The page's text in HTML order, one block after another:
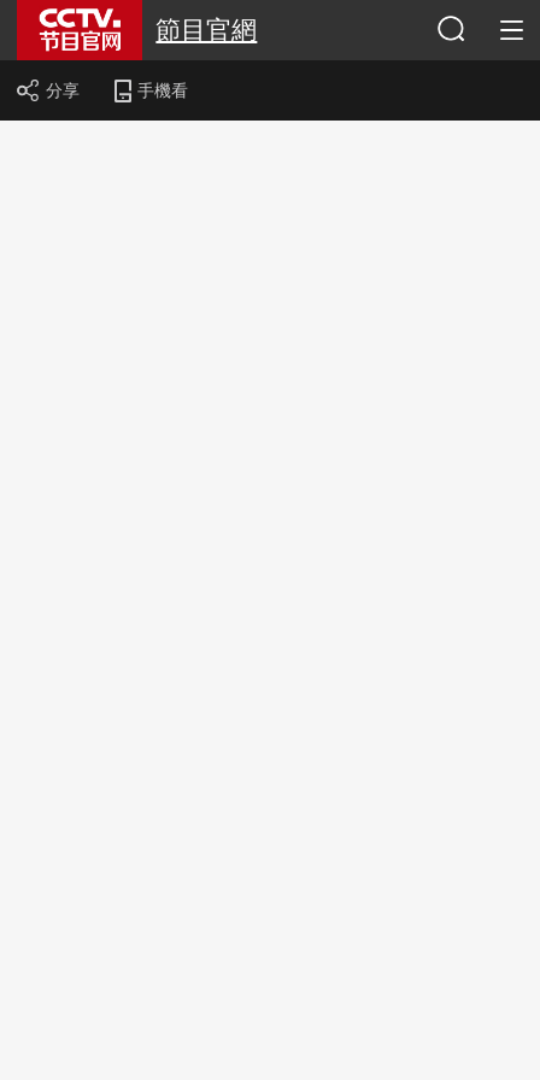
節目官網
分享 手機看